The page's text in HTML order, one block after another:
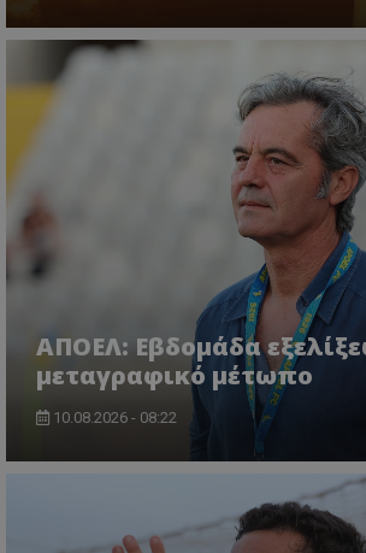
ΑΠΟΕΛ: Εβδομάδα
μεταγραφικό μέτωπο
10.08.2026 - 08:22